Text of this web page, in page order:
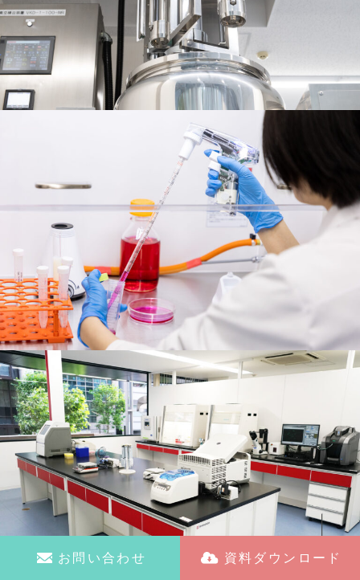
お問い合わせ 資料ダウンロード